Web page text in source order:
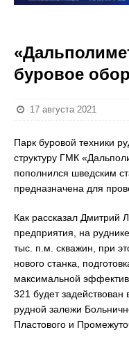
буровое
17 августа 2021
Парк буровой техники
структуру ГМК
пополнился шведским
предназначена для
Как рассказал
предприятия, на
тыс. п.м. скважин, при
нового станка,
максимальной
321 будет задействован
рудной залежи
Пластового и